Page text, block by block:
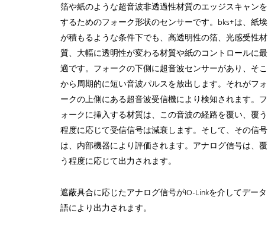
箔や紙のような超音波非透過性材質のエッジスキャンを
するためのフォーク形状のセンサーです。bks+は、紙埃
が積もるような条件下でも、高透明性の箔、光感受性材
質、大幅に透明性が変わる材質や紙のコントロールに最
適です。フォークの下側に超音波センサーがあり、そこ
から周期的に短い音波パルスを放出します。それがフォ
ークの上側にある超音波受信機により検知されます。フ
ォークに挿入する材質は、この音波の経路を覆い、覆う
程度に応じて受信信号は減衰します。そして、その信号
は、内部機器により評価されます。アナログ信号は、覆
う程度に応じて出力されます。
遮蔽具合に応じたアナログ信号がIO-Linkを介してデータ
語により出力されます。